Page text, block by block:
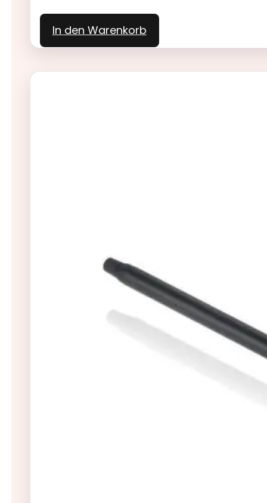
In den Warenkorb